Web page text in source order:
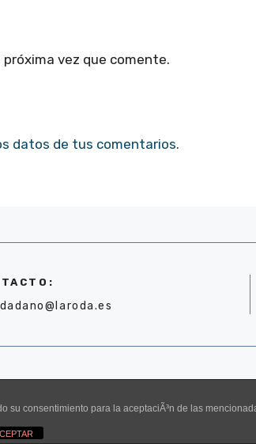
vez que comente.
datos de tus comentarios.
consentimiento para la aceptaciÃ³n de las